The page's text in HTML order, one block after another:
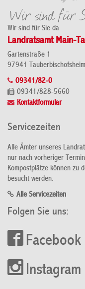
Wir sind für Sie da
Landratsamt Main-
Gartenstraße 1
97941 Tauberbischofsheim
09341/82-0
09341/828-5660
Kontaktformular
Servicezeiten
Alle Ämter unseres
nur nach vorheriger
Kompostplätze können zu
besucht werden.
Alle Servicezeiten
Folgen Sie uns:
Facebook
Instagram